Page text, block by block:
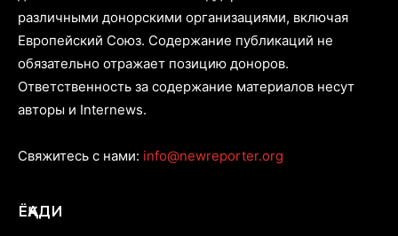
различными донорскими организациями, включая
Европейский Союз. Содержание публикаций не
обязательно отражает позицию доноров.
Ответственность за содержание материалов несут
авторы и Internews.
Свяжитесь с нами: info@newreporter.org
ЁҚАДИ